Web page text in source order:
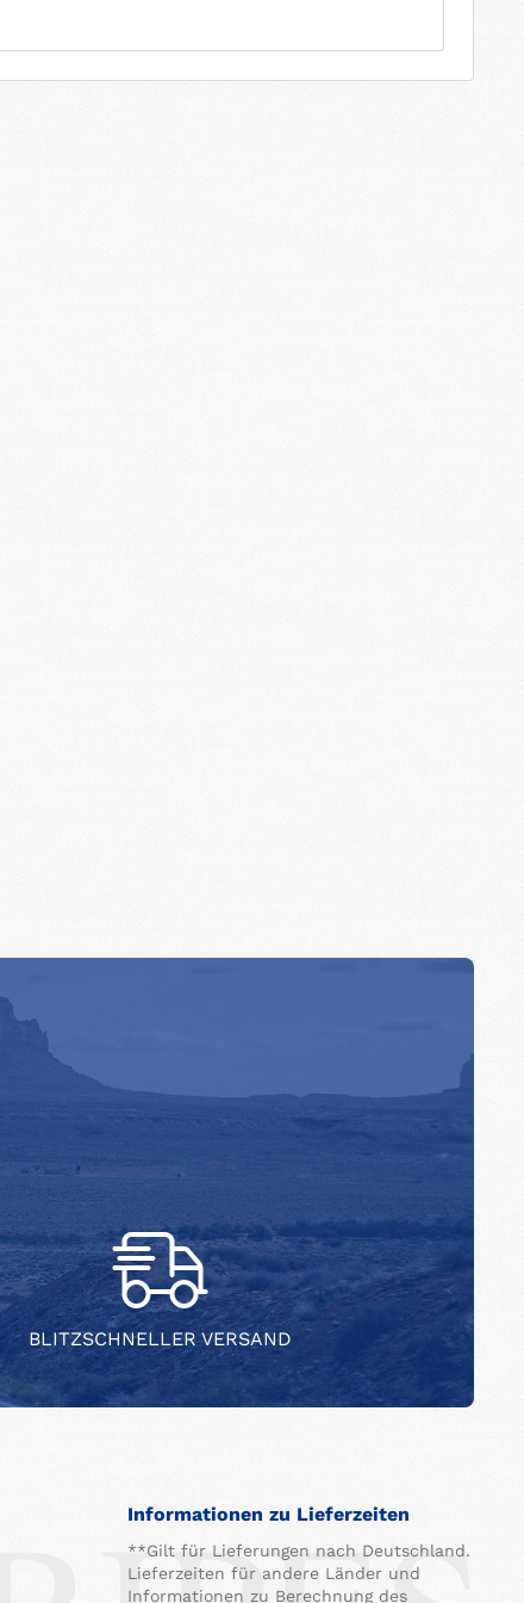
BLITZSCHNELLER VERSAND
Informationen zu Lieferzeiten
**Gilt für Lieferungen nach Deutschland.
Lieferzeiten für andere Länder und
Informationen zu Berechnung des